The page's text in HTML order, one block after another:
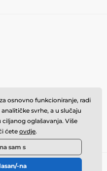
izradila
osnovno funkcioniranje, radi
svrhe, a u slučaju
oglašavanja. Više
ćete ovdje.
sam s
na